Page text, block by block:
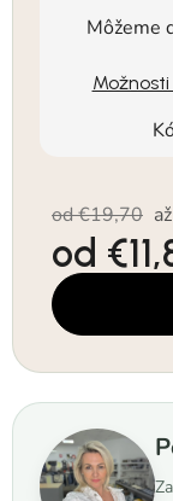
Môžeme
od €19,70
od
Jednotková